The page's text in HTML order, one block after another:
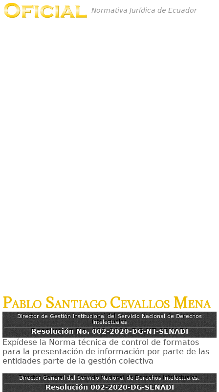
Normativa Jurídica de Ecuador
Pablo Santiago Cevallos Mena
Director de Gestión Institucional del Servicio Nacional de Derechos
Intelectuales
Resolución No. 002-2020-DG-NT-SENADI
Expídese la Norma técnica de control de formatos
para la presentación de información por parte de las
entidades parte de la gestión colectiva
Director General del Servicio Nacional de Derechos Intelectuales.
Resolución 002-2020-DG-SENADI